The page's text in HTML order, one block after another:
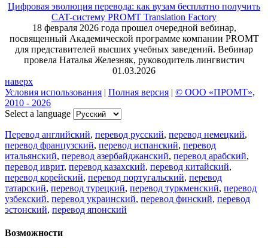
Цифровая эволюция перевода: как вузам бесплатно получить
CAT-систему PROMT Translation Factory
18 февраля 2026 года прошел очередной вебинар,
посвященный Академической программе компании PROMT
для представителей высших учебных заведений. Вебинар
провела Наталья Железняк, руководитель лингвистич
01.03.2026
наверх
Условия использования | Полная версия | © ООО «ПРОМТ»,
2010 - 2026
Select a language
Перевод английский, перевод русский, перевод немецкий,
перевод французский, перевод испанский, перевод
итальянский, перевод азербайджанский, перевод арабский,
перевод иврит, перевод казахский, перевод китайский,
перевод корейский, перевод португальский, перевод
татарский, перевод турецкий, перевод туркменский, перевод
узбекский, перевод украинский, перевод финский, перевод
эстонский, перевод японский
Возможности